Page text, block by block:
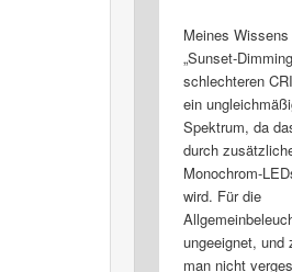
Meines
„Sunset-
schlechteren
ein
Spektrum, da
durch
Monochrom-
wird. Für die
ungeeignet, und
man nicht